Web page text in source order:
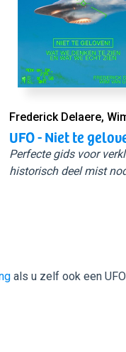
Frederick Delaere,
UFO - Niet te
Perfecte gids voor
historisch deel mist
als u zelf ook een